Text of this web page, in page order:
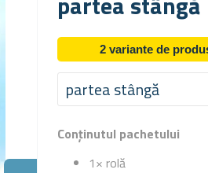
2 variante de
partea stângă
Conținutul pachetului
1× rolă